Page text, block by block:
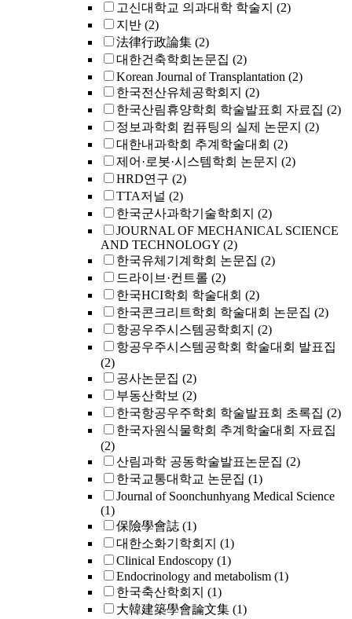
고신대학교 의과대학 학술지 (2)
지반 (2)
法律行政論集 (2)
대한건축학회논문집 (2)
Korean Journal of Transplantation (2)
한국전산유체공학회지 (2)
한국산림휴양학회 학술발표회 자료집 (2)
정보과학회 컴퓨팅의 실제 논문지 (2)
대한내과학회 추계학술대회 (2)
제어·로봇·시스템학회 논문지 (2)
HRD연구 (2)
TTA저널 (2)
한국군사과학기술학회지 (2)
JOURNAL OF MECHANICAL SCIENCE
AND TECHNOLOGY (2)
한국유체기계학회 논문집 (2)
드라이브·컨트롤 (2)
한국HCI학회 학술대회 (2)
한국콘크리트학회 학술대회 논문집 (2)
항공우주시스템공학회지 (2)
항공우주시스템공학회 학술대회 발표집
(2)
공사논문집 (2)
부동산학보 (2)
한국항공우주학회 학술발표회 초록집 (2)
한국자원식물학회 추계학술대회 자료집
(2)
산림과학 공동학술발표논문집 (2)
한국교통대학교 논문집 (1)
Journal of Soonchunhyang Medical Science
(1)
保險學會誌 (1)
대한소화기학회지 (1)
Clinical Endoscopy (1)
Endocrinology and metabolism (1)
한국축산학회지 (1)
大韓建築學會論文集 (1)